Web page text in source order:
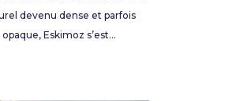
devenu dense et parfois
opaque, Eskimoz s’est...